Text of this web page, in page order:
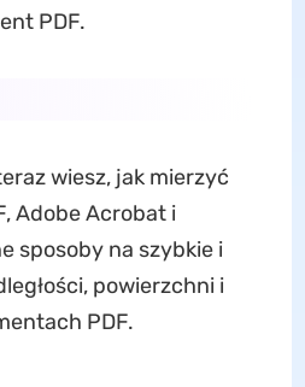
PDF.
wiesz, jak mierzyć
Adobe Acrobat i
sposoby na szybkie i
powierzchni i
PDF.